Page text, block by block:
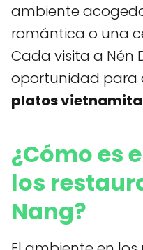
ambiente
romántica o una
Cada visita a Nén
oportunidad para
platos
¿Cómo es
los
Nang?